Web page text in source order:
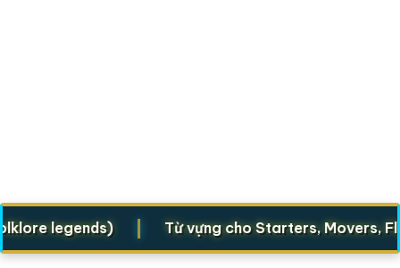
legends) | Từ vựng cho Starters, Movers, Flyers